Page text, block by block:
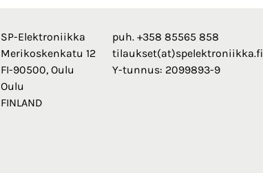
SP-Elektroniikka
Merikoskenkatu 12
FI-90500, Oulu
Oulu
FINLAND
puh. +358 85565 858
tilaukset(at)spelektroniikka.fi
Y-tunnus: 2099893-9